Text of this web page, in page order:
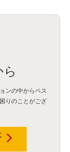
ンの中からベス
りのことがござ